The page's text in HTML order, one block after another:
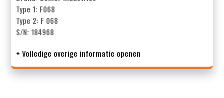
Type 1: F068
Type 2: F 068
S/N: 184968
+ Volledige overige informatie openen